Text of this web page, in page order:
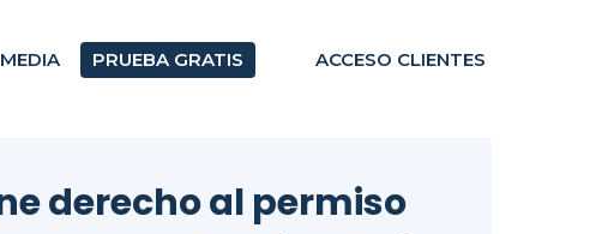
MEDIA PRUEBA GRATIS ACCESO CLIENTES
derecho al permiso